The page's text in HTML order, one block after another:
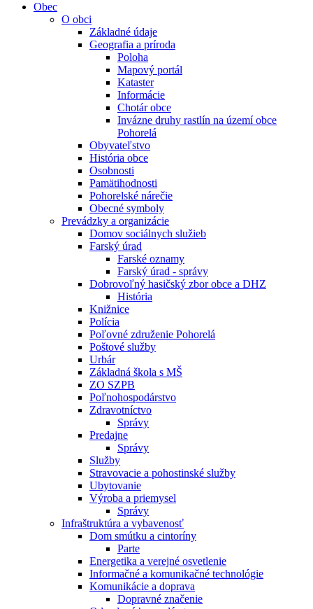
Obec
O obci
Základné údaje
Geografia a príroda
Poloha
Mapový portál
Kataster
Informácie
Chotár obce
Invázne druhy rastlín na území obce
Pohorelá
Obyvateľstvo
História obce
Osobnosti
Pamätihodnosti
Pohorelské nárečie
Obecné symboly
Prevádzky a organizácie
Domov sociálnych služieb
Farský úrad
Farské oznamy
Farský úrad - správy
Dobrovoľný hasičský zbor obce a DHZ
História
Knižnice
Polícia
Poľovné združenie Pohorelá
Poštové služby
Urbár
Základná škola s MŠ
ZO SZPB
Poľnohospodárstvo
Zdravotníctvo
Správy
Predajne
Správy
Služby
Stravovacie a pohostinské služby
Ubytovanie
Výroba a priemysel
Správy
Infraštruktúra a vybavenosť
Dom smútku a cintoríny
Parte
Energetika a verejné osvetlenie
Informačné a komunikačné technológie
Komunikácie a doprava
Dopravné značenie